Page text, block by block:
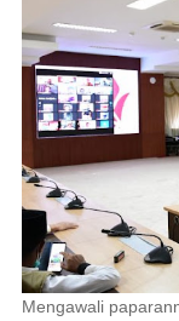
Mengawali